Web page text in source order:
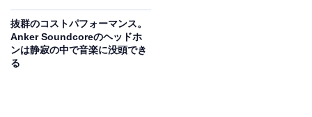
•雨や水しぶきがかからない場所でご使用ください
•お風呂場やキッチンなど湿気の多い場所での使用は推奨
されません
抜群のコストパフォーマンス。
Anker Soundcoreのヘッドホ
ンは静寂の中で音楽に没頭でき
る